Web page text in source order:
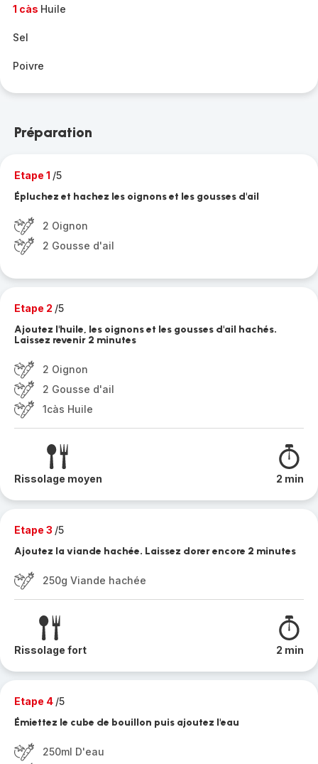
1 càs Huile
Sel
Poivre
Préparation
Etape 1 /5
Épluchez et hachez les oignons et les gousses d'ail
2 Oignon
2 Gousse d'ail
Etape 2 /5
Ajoutez l'huile, les oignons et les gousses d'ail hachés.
Laissez revenir 2 minutes
2 Oignon
2 Gousse d'ail
1càs Huile
Rissolage moyen 2 min
Etape 3 /5
Ajoutez la viande hachée. Laissez dorer encore 2 minutes
250g Viande hachée
Rissolage fort 2 min
Etape 4 /5
Émiettez le cube de bouillon puis ajoutez l'eau
250ml D'eau